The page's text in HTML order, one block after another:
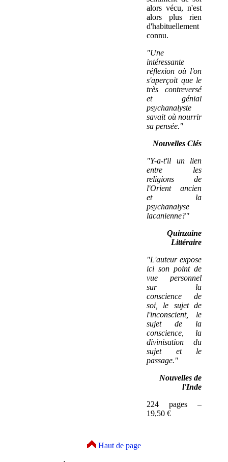
alors vécu, n'est
alors plus rien
d'habituellement
connu.
"Une
intéressante
réflexion où l'on
s'aperçoit que le
très contreversé
et génial
psychanalyste
savait où nourrir
sa pensée."
Nouvelles Clés
"Y-a-t'il un lien
entre les
religions de
l'Orient ancien
et la
psychanalyse
lacanienne?"
Quinzaine
Littéraire
"L'auteur expose
ici son point de
vue personnel
sur la
conscience de
soi, le sujet de
l'inconscient, le
sujet de la
conscience, la
divinisation du
sujet et le
passage."
Nouvelles de
l'Inde
224 pages –
19,50 €
Haut de page